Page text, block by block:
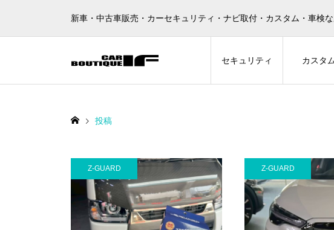
新車・中古車販売・カーセキュリティ・ナビ取付・カスタム・車検
セキュリティ カスタ
投稿
Z-GUARD
Z-GUARD その他カスタム